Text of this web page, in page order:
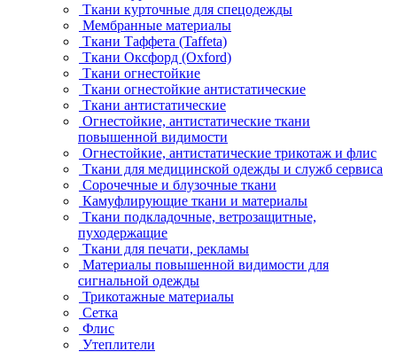
Ткани курточные для спецодежды
Мембранные материалы
Ткани Таффета (Taffeta)
Ткани Оксфорд (Oxford)
Ткани огнестойкие
Ткани огнестойкие антистатические
Ткани антистатические
Огнестойкие, антистатические ткани
повышенной видимости
Огнестойкие, антистатические трикотаж и флис
Ткани для медицинской одежды и служб сервиса
Сорочечные и блузочные ткани
Камуфлирующие ткани и материалы
Ткани подкладочные, ветрозащитные,
пуходержащие
Ткани для печати, рекламы
Материалы повышенной видимости для
сигнальной одежды
Трикотажные материалы
Сетка
Флис
Утеплители